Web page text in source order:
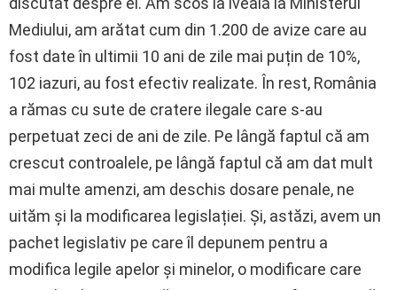
Mediului, am arătat cum din 1.200 de avize care au
fost date în ultimii 10 ani de zile mai puțin de 10%,
102 iazuri, au fost efectiv realizate. În rest, România
a rămas cu sute de cratere ilegale care s-au
perpetuat zeci de ani de zile. Pe lângă faptul că am
crescut controalele, pe lângă faptul că am dat mult
mai multe amenzi, am deschis dosare penale, ne
uităm și la modificarea legislației. Și, astăzi, avem un
pachet legislativ pe care îl depunem pentru a
modifica legile apelor și minelor, o modificare care